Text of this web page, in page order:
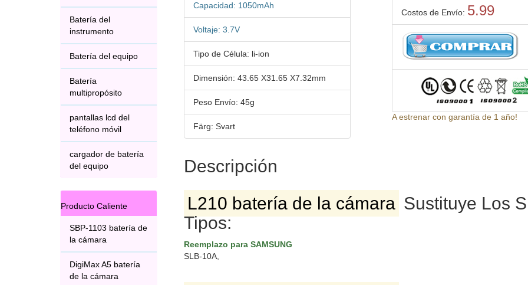
Batería del
instrumento
Batería del equipo
Batería
multipropósito
pantallas lcd del
teléfono móvil
cargador de batería
del equipo
Producto Caliente
SBP-1103 batería de
la cámara
DigiMax A5 batería
de la cámara
Capacidad: 1050mAh
Voltaje: 3.7V
Tipo de Célula: li-ion
Dimensión: 43.65 X31.65 X7.32mm
Peso Envío: 45g
Färg: Svart
Costos de Envío: 5.99
A estrenar con garantía de 1 año!
Descripción
L210 batería de la cámara Sustituye Los
Tipos:
Reemplazo para SAMSUNG
SLB-10A,